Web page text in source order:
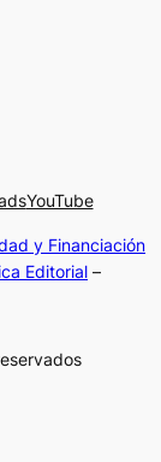
YouTube
y Financiación
Editorial –